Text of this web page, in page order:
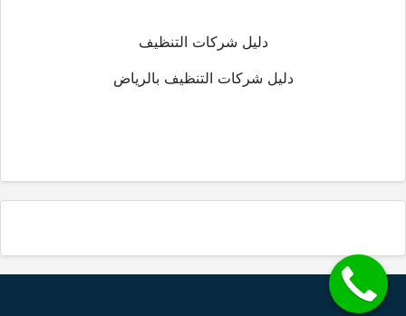
دليل شركات التنظيف
دليل شركات التنظيف بالرياض